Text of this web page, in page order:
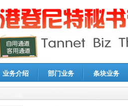
业务介绍 部门业务 条块业务